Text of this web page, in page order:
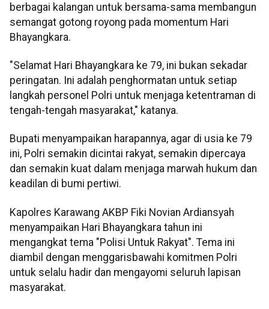
berbagai kalangan untuk bersama-sama membangun
semangat gotong royong pada momentum Hari
Bhayangkara.
"Selamat Hari Bhayangkara ke 79, ini bukan sekadar
peringatan. Ini adalah penghormatan untuk setiap
langkah personel Polri untuk menjaga ketentraman di
tengah-tengah masyarakat," katanya.
Bupati menyampaikan harapannya, agar di usia ke 79
ini, Polri semakin dicintai rakyat, semakin dipercaya
dan semakin kuat dalam menjaga marwah hukum dan
keadilan di bumi pertiwi.
Kapolres Karawang AKBP Fiki Novian Ardiansyah
menyampaikan Hari Bhayangkara tahun ini
mengangkat tema "Polisi Untuk Rakyat". Tema ini
diambil dengan menggarisbawahi komitmen Polri
untuk selalu hadir dan mengayomi seluruh lapisan
masyarakat.